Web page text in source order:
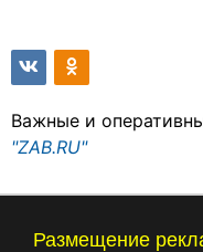
Важные и
"ZAB.RU"
Размещение